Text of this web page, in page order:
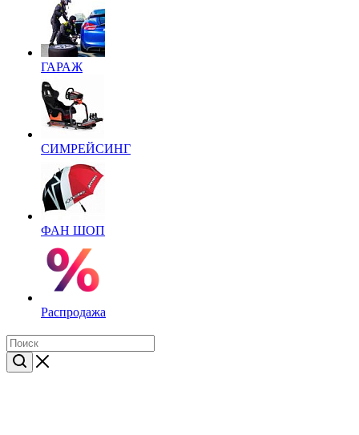
ГАРАЖ
СИМРЕЙСИНГ
ФАН ШОП
Распродажа